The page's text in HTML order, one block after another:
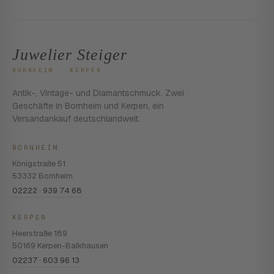
Juwelier Steiger
BORNHEIM · KERPEN
Antik-, Vintage- und Diamantschmuck. Zwei
Geschäfte in Bornheim und Kerpen, ein
Versandankauf deutschlandweit.
BORNHEIM
Königstraße 51
53332 Bornheim
02222 · 939 74 68
KERPEN
Heerstraße 189
50169 Kerpen-Balkhausen
02237 · 603 96 13